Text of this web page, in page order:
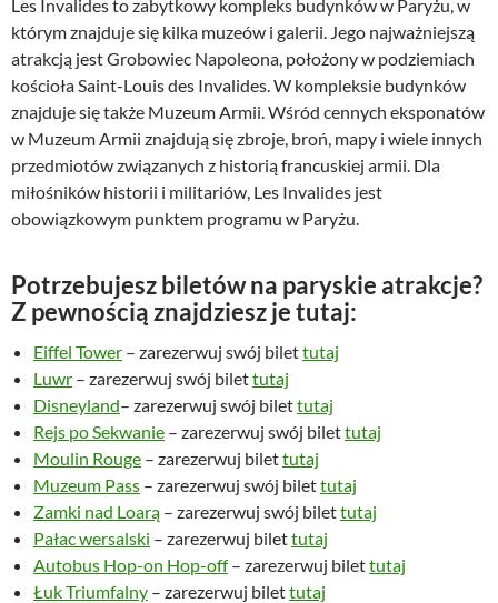
Les Invalides to zabytkowy kompleks budynków w Paryżu, w
którym znajduje się kilka muzeów i galerii. Jego najważniejszą
atrakcją jest Grobowiec Napoleona, położony w podziemiach
kościoła Saint-Louis des Invalides. W kompleksie budynków
znajduje się także Muzeum Armii. Wśród cennych eksponatów
w Muzeum Armii znajdują się zbroje, broń, mapy i wiele innych
przedmiotów związanych z historią francuskiej armii. Dla
miłośników historii i militariów, Les Invalides jest
obowiązkowym punktem programu w Paryżu.
Potrzebujesz biletów na paryskie atrakcje?
Z pewnością znajdziesz je tutaj:
Eiffel Tower – zarezerwuj swój bilettutaj
Luwr – zarezerwuj swój bilettutaj
Disneyland– zarezerwuj swój bilettutaj
Rejs po Sekwanie – zarezerwuj swój bilettutaj
Moulin Rouge – zarezerwuj bilettutaj
Muzeum Pass – zarezerwuj swój bilettutaj
Zamki nad Loarą – zarezerwuj swój bilettutaj
Pałac wersalski – zarezerwuj bilettutaj
Autobus Hop-on Hop-off– zarezerwuj bilettutaj
Łuk Triumfalny – zarezerwuj bilettutaj